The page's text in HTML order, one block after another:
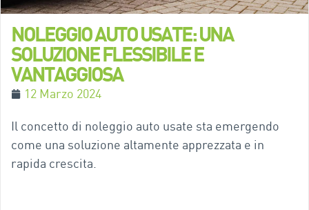
NOLEGGIO AUTO USATE: UNA
SOLUZIONE FLESSIBILE E
VANTAGGIOSA
12 Marzo 2024
Il concetto di noleggio auto usate sta emergendo
come una soluzione altamente apprezzata e in
rapida crescita.